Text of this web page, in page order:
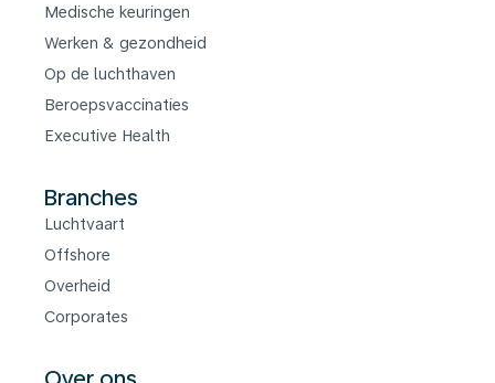
Medische keuringen
Werken & gezondheid
Op de luchthaven
Beroepsvaccinaties
Executive Health
Branches
Luchtvaart
Offshore
Overheid
Corporates